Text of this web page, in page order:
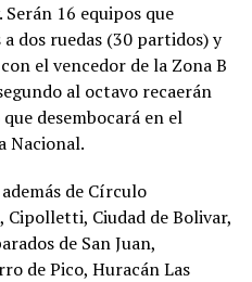
16 equipos que
dos ruedas (30 partidos) y
el vencedor de la Zona B
al octavo recaerán
desembocará en el
Nacional.
de Círculo
Ciudad de Bolivar,
de San Juan,
de Pico, Huracán Las